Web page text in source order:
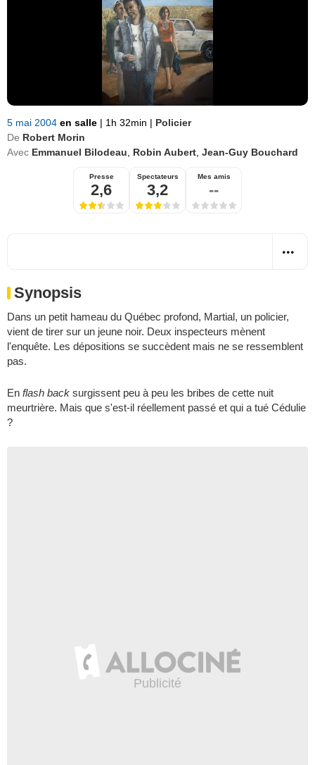
5 mai 2004 en salle | 1h 32min | Policier
De Robert Morin
Avec Emmanuel Bilodeau Robin Aubert Jean-Guy Bouchard
Presse
2,6
Spectateurs
3,2
Mes amis
--
Synopsis
Dans un petit hameau du Québec profond, Martial, un policier,
vient de tirer sur un jeune noir. Deux inspecteurs mènent
l'enquête. Les dépositions se succèdent mais ne se ressemblent
pas.
En flash back surgissent peu à peu les bribes de cette nuit
meurtrière. Mais que s'est-il réellement passé et qui a tué Cédulie
?